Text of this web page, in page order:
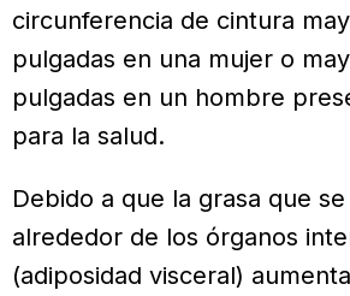
circunferencia de cintura
pulgadas en una mujer o
pulgadas en un hombre
para la salud.
Debido a que la grasa que
alrededor de los órganos
(adiposidad visceral)